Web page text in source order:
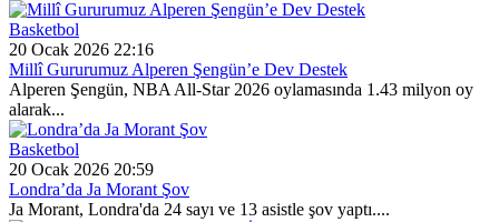
Basketbol
20 Ocak 2026 22:16
Millî Gururumuz Alperen Şengün’e Dev Destek
Alperen Şengün, NBA All-Star 2026 oylamasında 1.43 milyon oy
alarak...
Basketbol
20 Ocak 2026 20:59
Londra’da Ja Morant Şov
Ja Morant, Londra'da 24 sayı ve 13 asistle şov yaptı....